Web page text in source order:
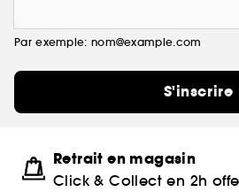
Par exemple: nom@example.com
S'inscrire
Retrait en magasin
Click & Collect en 2h